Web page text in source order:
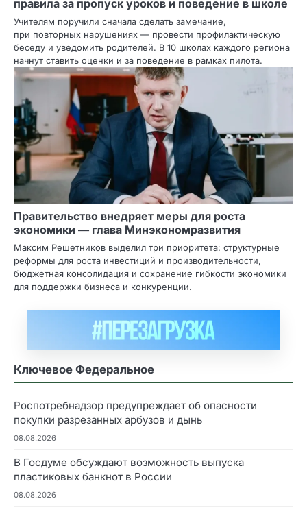
правила за пропуск уроков и поведение в школе
Учителям поручили сначала сделать замечание,
при повторных нарушениях — провести профилактическую
беседу и уведомить родителей. В 10 школах каждого региона
начнут ставить оценки и за поведение в рамках пилота.
Правительство внедряет меры для роста
экономики — глава Минэкономразвития
Максим Решетников выделил три приоритета: структурные
реформы для роста инвестиций и производительности,
бюджетная консолидация и сохранение гибкости экономики
для поддержки бизнеса и конкуренции.
Ключевое Федеральное
Роспотребнадзор предупреждает об опасности
покупки разрезанных арбузов и дынь
08.08.2026
В Госдуме обсуждают возможность выпуска
пластиковых банкнот в России
08.08.2026